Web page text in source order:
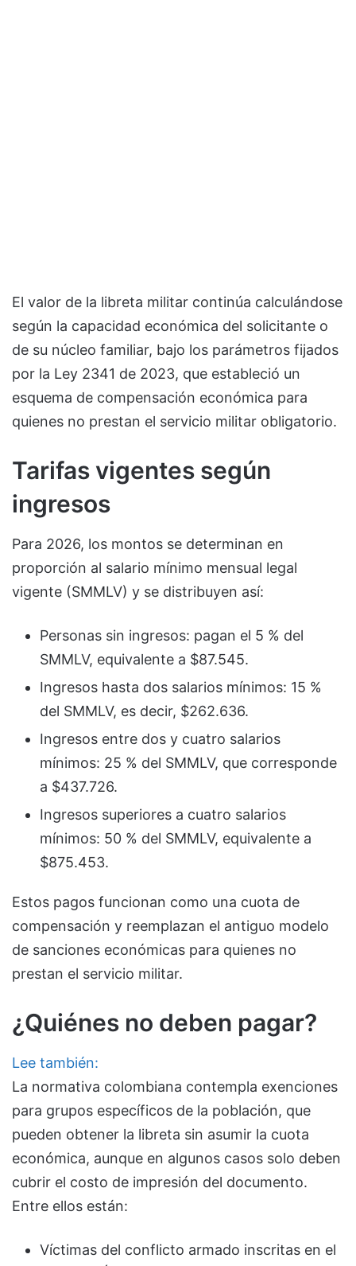
El valor de la libreta militar continúa calculándose
según la capacidad económica del solicitante o
de su núcleo familiar, bajo los parámetros fijados
por la Ley 2341 de 2023, que estableció un
esquema de compensación económica para
quienes no prestan el servicio militar obligatorio.
Tarifas vigentes según
ingresos
Para 2026, los montos se determinan en
proporción al salario mínimo mensual legal
vigente (SMMLV) y se distribuyen así:
Personas sin ingresos: pagan el 5 % del
SMMLV, equivalente a $87.545.
Ingresos hasta dos salarios mínimos: 15 %
del SMMLV, es decir, $262.636.
Ingresos entre dos y cuatro salarios
mínimos: 25 % del SMMLV, que corresponde
a $437.726.
Ingresos superiores a cuatro salarios
mínimos: 50 % del SMMLV, equivalente a
$875.453.
Estos pagos funcionan como una cuota de
compensación y reemplazan el antiguo modelo
de sanciones económicas para quienes no
prestan el servicio militar.
¿Quiénes no deben pagar?
Lee también:
La normativa colombiana contempla exenciones
para grupos específicos de la población, que
pueden obtener la libreta sin asumir la cuota
económica, aunque en algunos casos solo deben
cubrir el costo de impresión del documento.
Entre ellos están:
Víctimas del conflicto armado inscritas en el